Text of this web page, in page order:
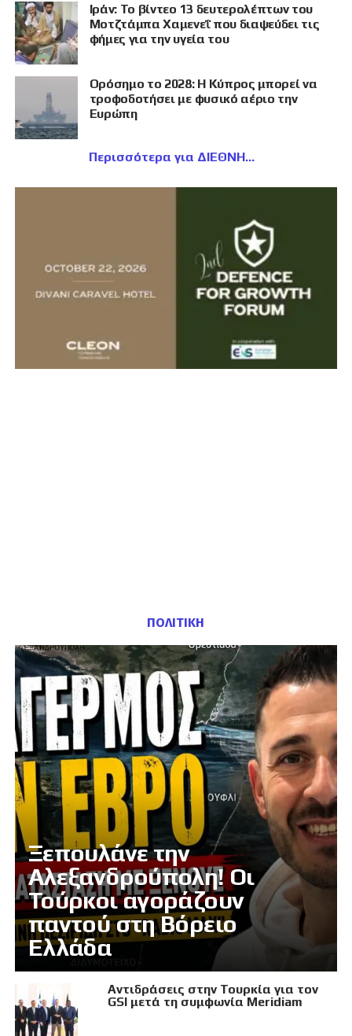
Ιράν: Το βίντεο 13 δευτερολέπτων του
Μοτζτάμπα Χαμενεΐ που διαψεύδει τις
φήμες για την υγεία του
Ορόσημο το 2028: Η Κύπρος μπορεί να
τροφοδοτήσει με φυσικό αέριο την
Ευρώπη
Περισσότερα για ΔΙΕΘΝΗ
ΠΟΛΙΤΙΚΗ
Ξεπουλάνε την
Αλεξανδρούπολη! Οι
Τούρκοι αγοράζουν
παντού στη Βόρειο
Ελλάδα
Αντιδράσεις στην Τουρκία για τον
GSI μετά τη συμφωνία Meridiam